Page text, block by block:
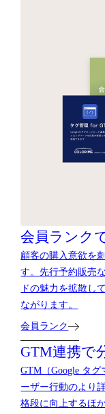
会員ランク
顧客の購入意欲を
す。先行予約販売
ドの魅力を拡散し
ながります。
会員ランク
GTM連携で
GTM（Google タ
ーザー行動のより
格段に向上するほ